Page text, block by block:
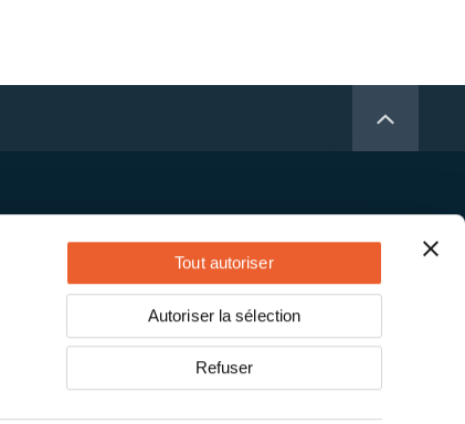
Tout autoriser
Autoriser la sélection
Refuser